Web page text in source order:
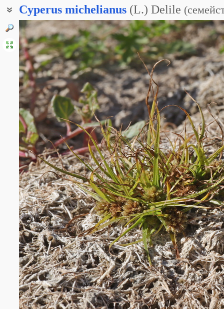
Cyperus michelianus (L.) Delile (
Дихостилис Микели
Сыть Михеля
Сыть Мишеля